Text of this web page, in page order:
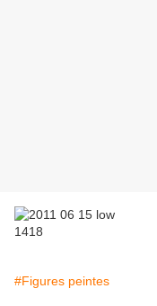
#Figures peintes